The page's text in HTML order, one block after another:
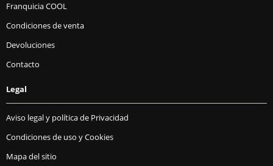
Franquicia COOL
Condiciones de venta
Devoluciones
Contacto
Legal
Aviso legal y política de Privacidad
Condiciones de uso y Cookies
Mapa del sitio